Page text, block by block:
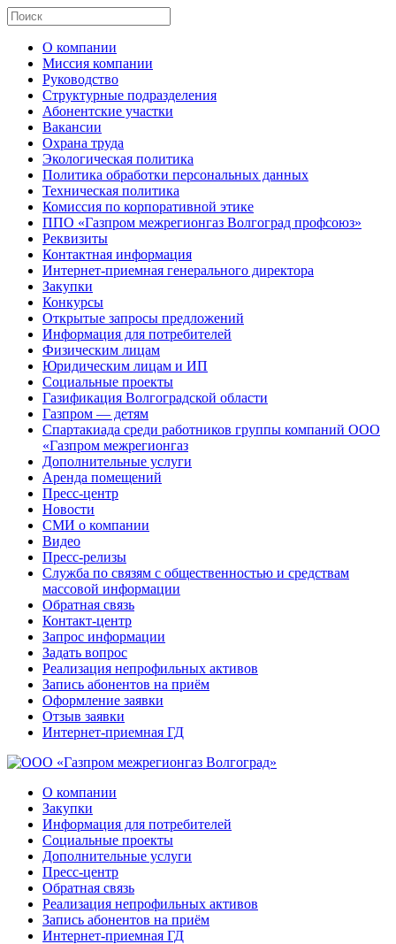
О компании
Миссия компании
Руководство
Структурные подразделения
Абонентские участки
Вакансии
Охрана труда
Экологическая политика
Политика обработки персональных данных
Техническая политика
Комиссия по корпоративной этике
ППО «Газпром межрегионгаз Волгоград профсоюз»
Реквизиты
Контактная информация
Интернет-приемная генерального директора
Закупки
Конкурсы
Открытые запросы предложений
Информация для потребителей
Физическим лицам
Юридическим лицам и ИП
Социальные проекты
Газификация Волгоградской области
Газпром — детям
Спартакиада среди работников группы компаний ООО
«Газпром межрегионгаз
Дополнительные услуги
Аренда помещений
Пресс-центр
Новости
СМИ о компании
Видео
Пресс-релизы
Служба по связям с общественностью и средствам
массовой информации
Обратная связь
Контакт-центр
Запрос информации
Задать вопрос
Реализация непрофильных активов
Запись абонентов на приём
Оформление заявки
Отзыв заявки
Интернет-приемная ГД
О компании
Закупки
Информация для потребителей
Социальные проекты
Дополнительные услуги
Пресс-центр
Обратная связь
Реализация непрофильных активов
Запись абонентов на приём
Интернет-приемная ГД